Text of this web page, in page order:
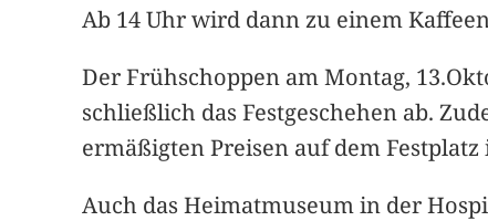
Ab 14 Uhr wird dann zu einem
Der Frühschoppen am Montag,
schließlich das Festgeschehen ab.
ermäßigten Preisen auf dem
Auch das Heimatmuseum in der